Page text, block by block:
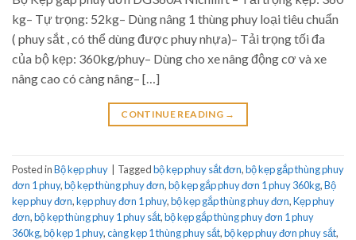
kg– Tự trọng: 52kg– Dùng nâng 1 thùng phuy loại tiêu chuẩn
( phuy sắt , có thể dùng được phuy nhựa)– Tải trọng tối đa
của bộ kẹp: 360kg/phuy– Dùng cho xe nâng động cơ và xe
nâng cao có càng nâng– […]
CONTINUE READING →
Posted inBộ kẹp phuy Taggedbộ kẹp phuy sắt đơn,bộ kẹp gắp thùng phuy
đơn 1 phuy,bộ kẹp thùng phuy đơn,bộ kẹp gắp phuy đơn 1 phuy 360kg,Bộ
kẹp phuy đơn,kẹp phuy đơn 1 phuy,bộ kẹp gắp thùng phuy đơn,Kẹp phuy
đơn,bộ kẹp thùng phuy 1 phuy sắt,bộ kẹp gắp thùng phuy đơn 1 phuy
360kg,bộ kẹp 1 phuy,càng kẹp 1 thùng phuy sắt,bộ kẹp phuy đơn phuy sắt,